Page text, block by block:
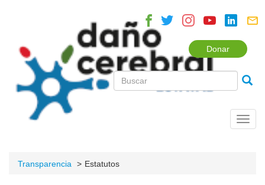
Donar
Transparencia Estatutos